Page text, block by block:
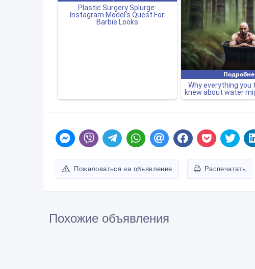
Пожаловаться на объявление Распечатать
Похожие объявления